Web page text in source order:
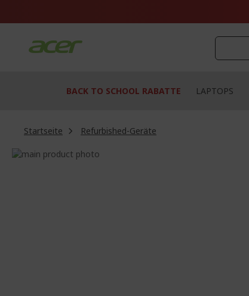
BACK TO SCHOOL RABATTE LAPTOPS
Startseite
Refurbished-Geräte
Zum